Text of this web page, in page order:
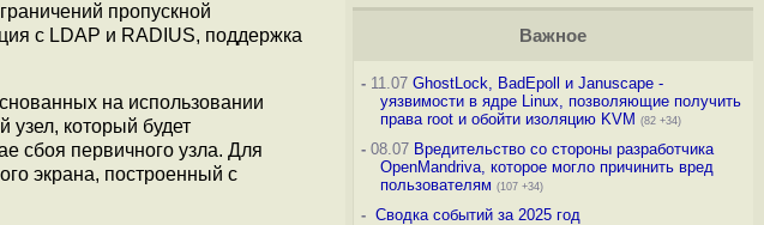
пропускной
с LDAP и RADIUS, поддержка
на использовании
узел, который будет
сбоя первичного узла. Для
экрана, построенный с
Важное
-11.07 GhostLock, BadEpoll и Januscape -
уязвимости в ядре Linux, позволяющие получить
права root и обойти изоляцию KVM (82 +34)
-08.07 Вредительство со стороны разработчика
OpenMandriva, которое могло причинить вред
пользователям (107 +34)
- Сводка событий за 2025 год